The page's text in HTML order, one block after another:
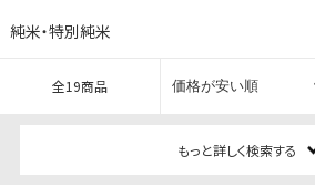
カテゴリー ブランド
純米・特別純米
全19商品
もっと詳しく検索する